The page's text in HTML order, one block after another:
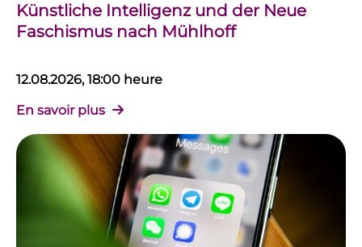
Künstliche Intelligenz und der Neue
Faschismus nach Mühlhoff
12.08.2026, 18:00 heure
En savoir plus